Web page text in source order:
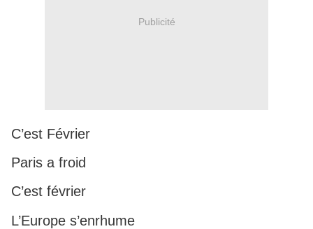
Publicité
C’est Février
Paris a froid
C’est février
L’Europe s’enrhume